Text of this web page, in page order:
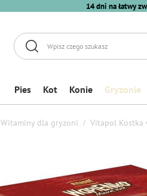
14 dni na łatwy
Pies Kot Konie Gryzonie
Witaminy dla gryzoni Vitapol Kostka